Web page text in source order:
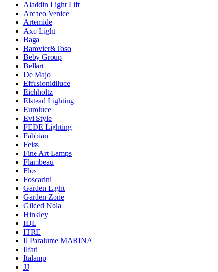
Aladdin Light Lift
Archeo Venice
Artemide
Axo Light
Baga
Barovier&Toso
Beby Group
Bellart
De Majo
Effusionidiluce
Eichholtz
Elstead Lighting
Euroluce
Evi Style
FEDE Lighting
Fabbian
Feiss
Fine Art Lamps
Flambeau
Flos
Foscarini
Garden Light
Garden Zone
Gilded Nola
Hinkley
IDL
ITRE
Il Paralume MARINA
Ilfari
Italamp
JJ